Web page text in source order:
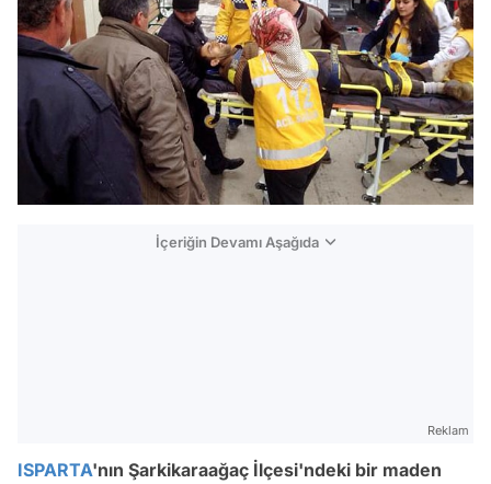
İçeriğin Devamı Aşağıda
Reklam
ISPARTA'nın Şarkikaraağaç İlçesi'ndeki bir maden